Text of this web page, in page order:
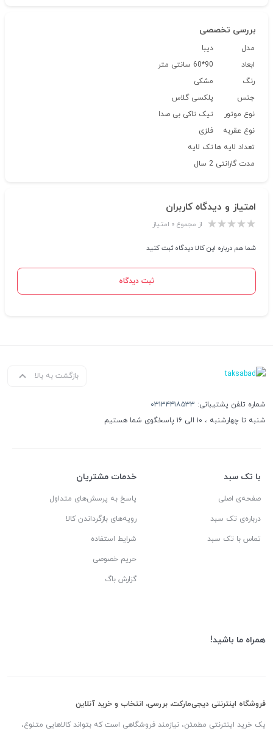
بررسی تخصصی
مدل
دیبا
ابعاد
90*60 سانتی متر
رنگ
مشکی
جنس
پلکسی گلاس
نوع موتور
تیک تاکی بی صدا
نوع عقربه
فلزی
تعداد لایه هاتک لایه
مدت گارانتی 2 سال
امتیاز و دیدگاه کاربران
از مجموع ۰ امتیاز
شما هم درباره این کالا دیدگاه ثبت کنید
ثبت دیدگاه
بازگشت به بالا
شماره تلفن پشتیبانی: ۰۳۱۳۴۴۱۸۵۳۳
شنبه تا چهارشنبه ، ۱۰ الی ۱۶ پاسخگوی شما هستیم
با تک سبد
صفحه‌ی اصلی
درباره‌ی تک سبد
تماس با تک سبد
خدمات مشتریان
پاسخ به پرسش‌های متداول
رویه‌های بازگرداندن کالا
شرایط استفاده
حریم خصوصی
گزارش باگ
همراه ما باشید!
فروشگاه اینترنتی دیجی‌مارکت، بررسی، انتخاب و خرید آنلاین
یک خرید اینترنتی مطمئن، نیازمند فروشگاهی است که بتواند کالاهایی متنوع،